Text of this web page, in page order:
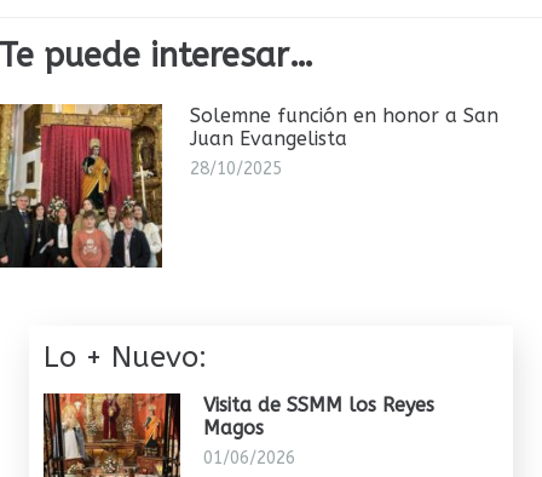
Te puede interesar…
Solemne función en honor a San
Juan Evangelista
28/10/2025
Lo + Nuevo:
Visita de SSMM los Reyes
Magos
01/06/2026